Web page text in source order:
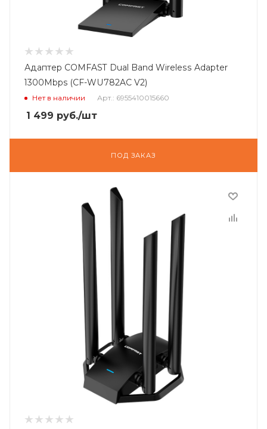
Адаптер COMFAST Dual Band Wireless Adapter
1300Mbps (CF-WU782AC V2)
Нет в наличии Арт.: 6955410015660
1 499 руб./шт
ПОД ЗАКАЗ